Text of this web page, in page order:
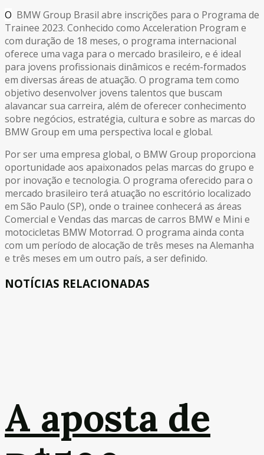
O BMW Group Brasil abre inscrições para o Programa de
Trainee 2023. Conhecido como Acceleration Program e
com duração de 18 meses, o programa internacional
oferece uma vaga para o mercado brasileiro, e é ideal
para jovens profissionais dinâmicos e recém-formados
em diversas áreas de atuação. O programa tem como
objetivo desenvolver jovens talentos que buscam
alavancar sua carreira, além de oferecer conhecimento
sobre negócios, estratégia, cultura e sobre as marcas do
BMW Group em uma perspectiva local e global.
Por ser uma empresa global, o BMW Group proporciona
oportunidade aos apaixonados pelas marcas do grupo e
por inovação e tecnologia. O programa oferecido para o
mercado brasileiro terá atuação no escritório localizado
em São Paulo (SP), onde o trainee conhecerá as áreas
Comercial e Vendas das marcas de carros BMW e Mini e
motocicletas BMW Motorrad. O programa ainda conta
com um período de alocação de três meses na Alemanha
e três meses em um outro país, a ser definido.
NOTÍCIAS RELACIONADAS
A aposta de